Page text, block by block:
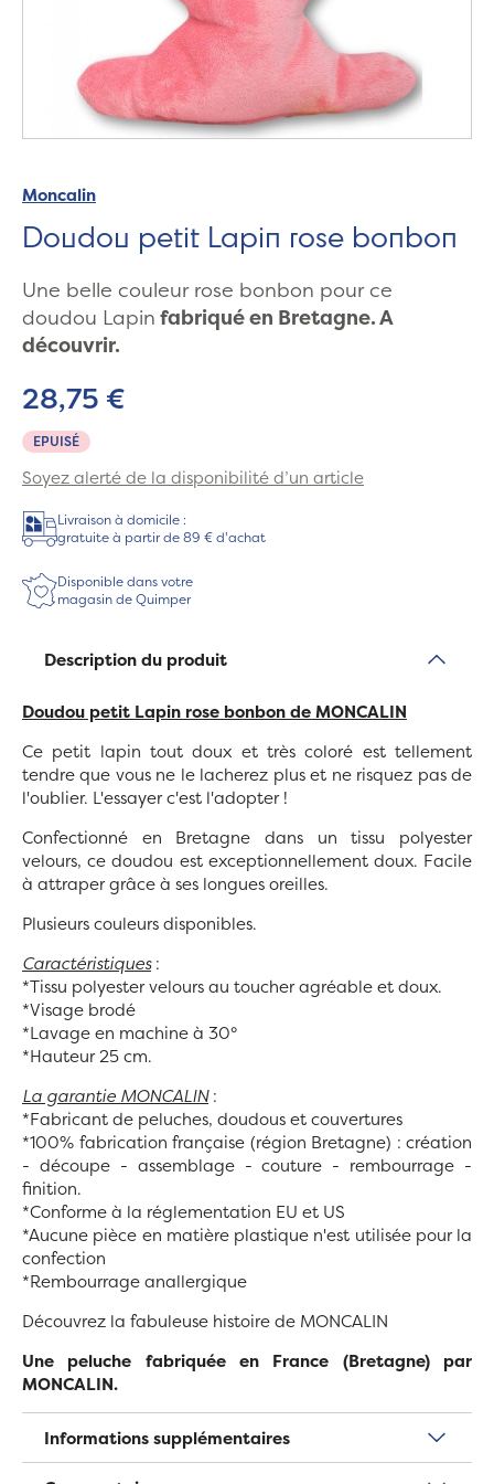
Moncalin
Doudou petit Lapin rose bonbon
Une belle couleur rose bonbon pour ce
doudou Lapin fabriqué en Bretagne. A
découvrir.
EPUISÉ
28,75 €
Soyez alerté de la disponibilité d’un article
Livraison à domicile :
gratuite à partir de 89 € d'achat
Disponible dans votre
magasin de Quimper
Description du produit
Doudou petit Lapin rose bonbon de MONCALIN
Ce petit lapin tout doux et très coloré est tellement
tendre que vous ne le lacherez plus et ne risquez pas de
l'oublier. L'essayer c'est l'adopter !
Confectionné en Bretagne dans un tissu polyester
velours, ce doudou est exceptionnellement doux. Facile
à attraper grâce à ses longues oreilles.
Plusieurs couleurs disponibles.
Caractéristiques:
*Tissu polyester velours au toucher agréable et doux.
*Visage brodé
*Lavage en machine à 30°
*Hauteur 25 cm.
La garantie MONCALIN:
*Fabricant de peluches, doudous et couvertures
*100% fabrication française (région Bretagne) : création
- découpe - assemblage - couture - rembourrage -
finition.
*Conforme à la réglementation EU et US
*Aucune pièce en matière plastique n'est utilisée pour la
confection
*Rembourrage anallergique
Découvrez la fabuleuse histoire de MONCALIN
Une peluche fabriquée en France (Bretagne) par
MONCALIN.
Informations supplémentaires